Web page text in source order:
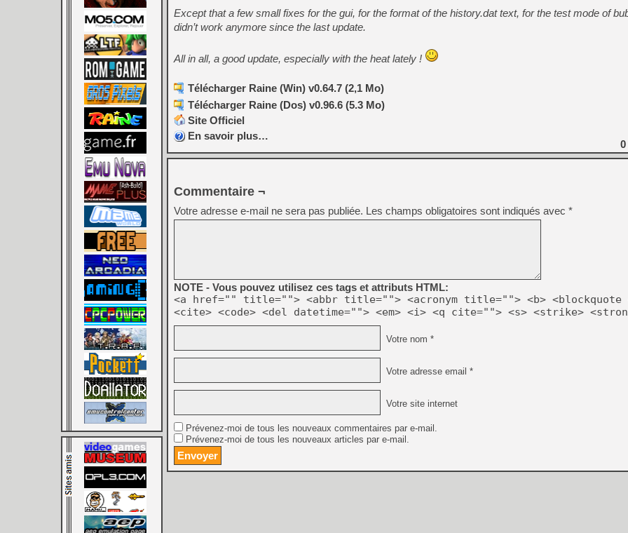
[Mo5] Deux inédits du
[GK] Le beat'em up The
[GK] Endless Legend 2 :
[LS] [PS5] Premiers
Except that a few small fixes for the gui, for the format of the history.dat text, for the test mode of
didn’t work anymore since the last update.
All in all, a good update, especially with the heat lately !
Télécharger Raine (Win) v0.64.7 (2,1 Mo)
Télécharger Raine (Dos) v0.96.6 (5.3 Mo)
Site Officiel
En savoir plus…
0
Commentaire ¬
Votre adresse e-mail ne sera pas publiée. Les champs obligatoires sont indiqués avec *
NOTE - Vous pouvez utilisez ces tags et attributs HTML:
<a href="" title=""> <abbr title=""> <acronym title=""> <b> <blockquote
<cite> <code> <del datetime=""> <em> <i> <q cite=""> <s> <strike>
Votre nom *
Votre adresse email *
Votre site internet
Prévenez-moi de tous les nouveaux commentaires par e-mail.
Prévenez-moi de tous les nouveaux articles par e-mail.